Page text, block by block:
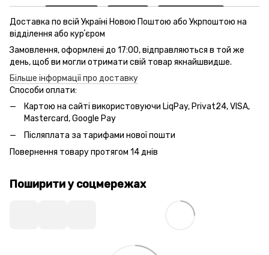
Доставка по всій Україні Новою Поштою або Укрпоштою на
відділення або курʼєром
Замовлення, оформлені до 17:00, відправляються в той же
день, щоб ви могли отримати свій товар якнайшвидше.
Більше інформації про доставку
Способи оплати:
Картою на сайті використовуючи LiqPay, Privat24, VISA,
Mastercard, Google Pay
Післяплата за тарифами нової пошти
Повернення товару протягом 14 днів
Поширити у соцмережах